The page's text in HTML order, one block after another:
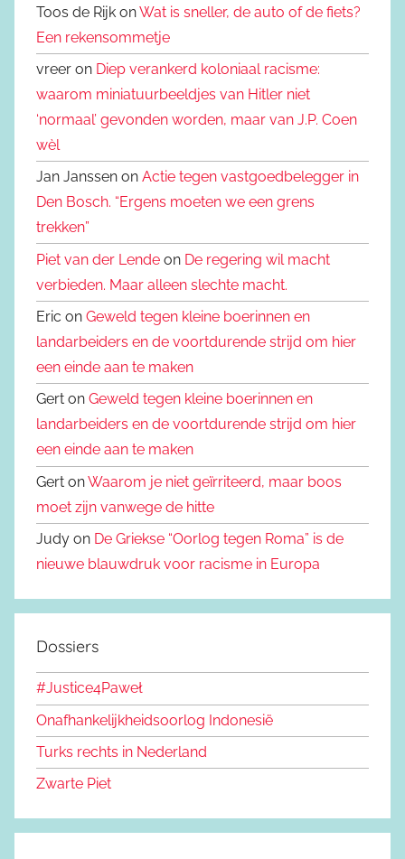
Toos de Rijk onWat is sneller, de auto of de fiets?
Een rekensommetje
vreer on Diep verankerd koloniaal racisme:
waarom miniatuurbeeldjes van Hitler niet
‘normaal’ gevonden worden, maar van J.P. Coen
wèl
Jan Janssen on Actie tegen vastgoedbelegger in
Den Bosch. “Ergens moeten we een grens
trekken”
Piet van der Lende on De regering wil macht
verbieden. Maar alleen slechte macht.
Eric on Geweld tegen kleine boerinnen en
landarbeiders en de voortdurende strijd om hier
een einde aan te maken
Gert on Geweld tegen kleine boerinnen en
landarbeiders en de voortdurende strijd om hier
een einde aan te maken
Gert onWaarom je niet geïrriteerd, maar boos
moet zijn vanwege de hitte
Judy on De Griekse “Oorlog tegen Roma” is de
nieuwe blauwdruk voor racisme in Europa
Dossiers
#Justice4Paweł
Onafhankelijkheidsoorlog Indonesië
Turks rechts in Nederland
Zwarte Piet